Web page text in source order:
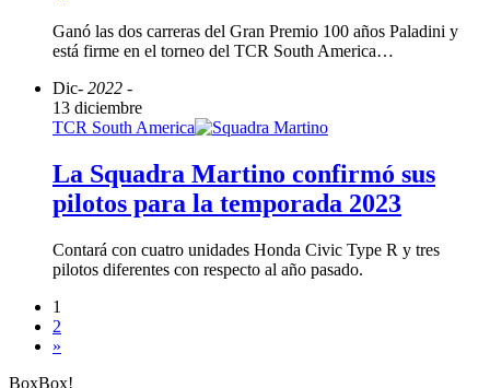
Ganó las dos carreras del Gran Premio 100 años Paladini y
está firme en el torneo del TCR South America…
Dic- 2022 -
13 diciembre
TCR South America
La Squadra Martino confirmó sus
pilotos para la temporada 2023
Contará con cuatro unidades Honda Civic Type R y tres
pilotos diferentes con respecto al año pasado.
1
2
»
BoxBox!